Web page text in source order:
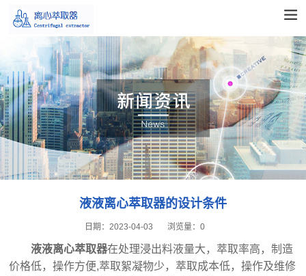
液液离心萃取器的设计条件
2023-04-03
日期： 浏览量：0
液液离心萃取器‍在处理浸出料液量大，萃取率高，制造
价格低，操作方便,萃取絮凝物少，萃取成本低，操作及维修